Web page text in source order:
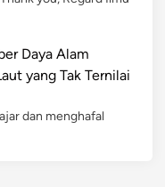
Daya Alam
yang Tak Ternilai
dan menghafal